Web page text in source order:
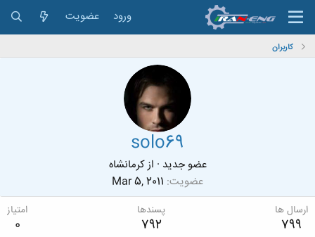
ورود عضویت
کاربران
solo69
عضو جدید · ازکرمانشاه
عضویت Mar 5, 2011
ارسال ها
799
پسندها
792
امتیاز
0